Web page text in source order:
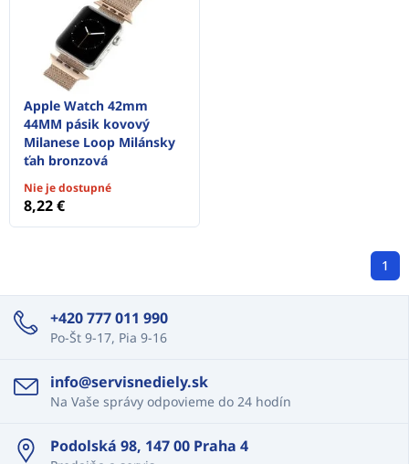
Apple Watch 42mm
44MM pásik kovový
Milanese Loop Milánsky
ťah bronzová
Nie je dostupné
8,22 €
1
+420 777 011 990
Po-Št 9-17, Pia 9-16
info@servisnediely.sk
Na Vaše správy odpovieme do 24 hodín
Podolská 98, 147 00 Praha 4